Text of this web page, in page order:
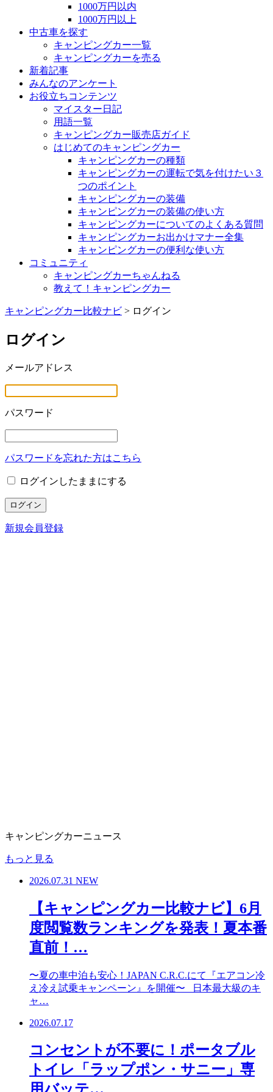
1000万円以内
1000万円以上
中古車を探す
キャンピングカー一覧
キャンピングカーを売る
新着記事
みんなのアンケート
お役立ちコンテンツ
マイスター日記
用語一覧
キャンピングカー販売店ガイド
はじめてのキャンピングカー
キャンピングカーの種類
キャンピングカーの運転で気を付けたい３
つのポイント
キャンピングカーの装備
キャンピングカーの装備の使い方
キャンピングカーについてのよくある質問
キャンピングカーお出かけマナー全集
キャンピングカーの便利な使い方
コミュニティ
キャンピングカーちゃんねる
教えて！キャンピングカー
キャンピングカー比較ナビ > ログイン
ログイン
メールアドレス
パスワード
パスワードを忘れた方はこちら
ログインしたままにする
新規会員登録
キャンピングカーニュース
もっと見る
2026.07.31 NEW
【キャンピングカー比較ナビ】6月
度閲覧数ランキングを発表！夏本番
直前！…
〜夏の車中泊も安心！JAPAN C.R.C.にて『エアコン冷
え冷え試乗キャンペーン』を開催〜 日本最大級のキ
ャ…
2026.07.17
コンセントが不要に！ポータブル
トイレ「ラップポン・サニー」専